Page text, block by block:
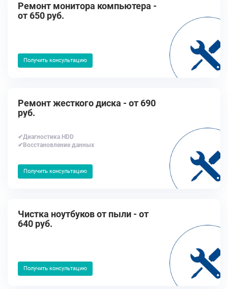
Ремонт монитора компьютера -
от 650 руб.
Получить консультацию
Ремонт жесткого диска - от 690
руб.
✔Диагностика HDD
✔Восстановление данных
Получить консультацию
Чистка ноутбуков от пыли - от
640 руб.
Получить консультацию